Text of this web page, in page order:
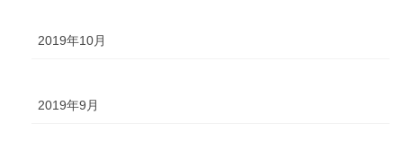
2019年10月
2019年9月